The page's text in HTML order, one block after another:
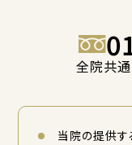
全院共
当院の提供す